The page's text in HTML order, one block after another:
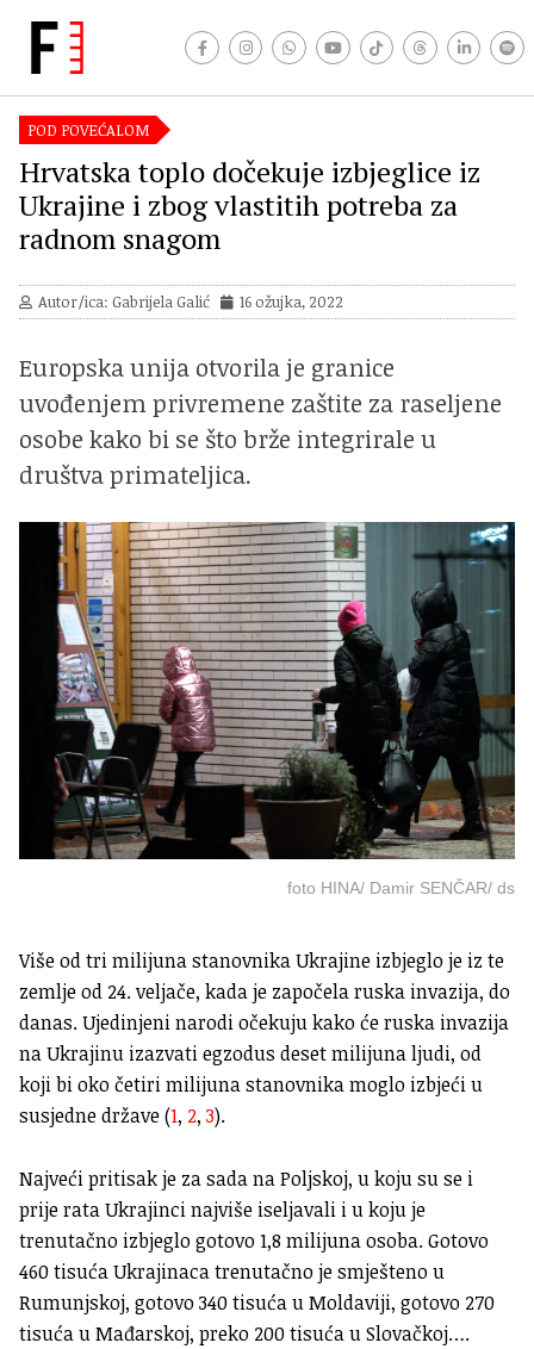
POD POVEĆALOM
Hrvatska toplo dočekuje izbjeglice iz
Ukrajine i zbog vlastitih potreba za
radnom snagom
Autor/ica: Gabrijela Galić 16 ožujka, 2022
Europska unija otvorila je granice
uvođenjem privremene zaštite za raseljene
osobe kako bi se što brže integrirale u
društva primateljica.
foto HINA/ Damir SENČAR/ ds
Više od tri milijuna stanovnika Ukrajine izbjeglo je iz te
zemlje od 24. veljače, kada je započela ruska invazija, do
danas. Ujedinjeni narodi očekuju kako će ruska invazija
na Ukrajinu izazvati egzodus deset milijuna ljudi, od
koji bi oko četiri milijuna stanovnika moglo izbjeći u
susjedne države (1, 2, 3).
Najveći pritisak je za sada na Poljskoj, u koju su se i
prije rata Ukrajinci najviše iseljavali i u koju je
trenutačno izbjeglo gotovo 1,8 milijuna osoba. Gotovo
460 tisuća Ukrajinaca trenutačno je smješteno u
Rumunjskoj, gotovo 340 tisuća u Moldaviji, gotovo 270
tisuća u Mađarskoj, preko 200 tisuća u Slovačkoj….